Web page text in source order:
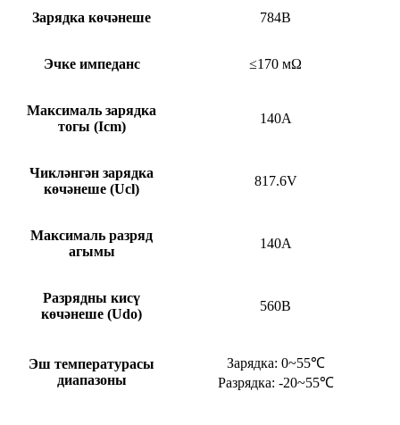
Зарядка көчәнеше 784В
Эчке импеданс ≤170 мΩ
Максималь зарядка
тогы (Icm)
140А
Чикләнгән зарядка
көчәнеше (Ucl)
817.6V
Максималь разряд
агымы
140А
Разрядны кисү
көчәнеше (Udo)
560В
Эш температурасы
диапазоны
Зарядка: 0~55℃
Разрядка: -20~55℃